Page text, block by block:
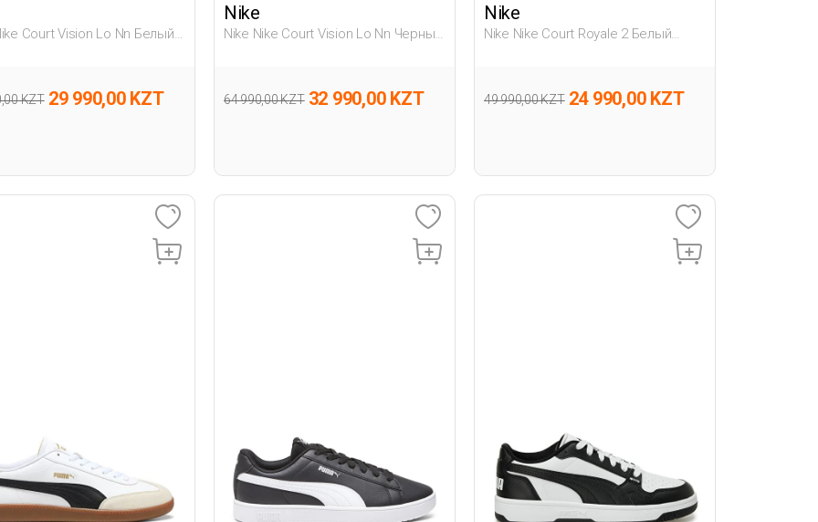
Court Vision Lo Nn Белый
KZT 29 990,00 KZT
Nike
Nike Nike Court Vision Lo Nn Черный
64 990,00 KZT 32 990,00 KZT
Nike
Nike Nike Court Royale 2 Белый
49 990,00 KZT 24 990,00 KZT